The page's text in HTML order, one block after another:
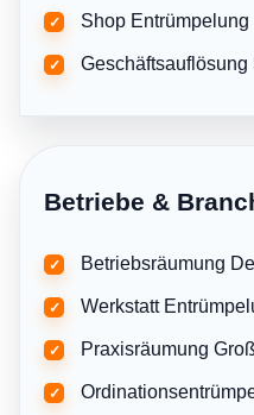
✓ Shop
✓
Betriebe &
✓ Betriebsräumung
✓ Werkstatt
✓ Praxisräumung
✓